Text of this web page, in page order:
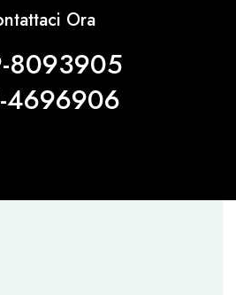
Ora
8093905
4696906